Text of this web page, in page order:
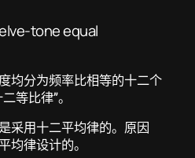
tone equal
均分为频率比相等的十二个
等比律”。
采用十二平均律的。原因
均律设计的。